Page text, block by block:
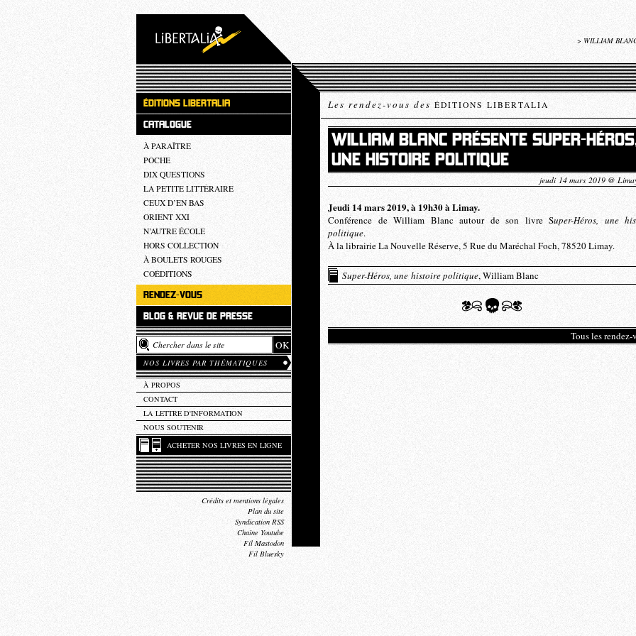
> WILLIAM
ÉDITIONS LIBERTALIA
CATALOGUE
À PARAÎTRE
POCHE
DIX QUESTIONS
LA PETITE LITTÉRAIRE
CEUX D’EN BAS
ORIENT XXI
N’AUTRE ÉCOLE
HORS COLLECTION
À BOULETS ROUGES
COÉDITIONS
RENDEZ-VOUS
BLOG & REVUE DE PRESSE
NOS LIVRES PAR THÉMATIQUES
À PROPOS
CONTACT
LA LETTRE D'INFORMATION
NOUS SOUTENIR
ACHETER NOS LIVRES EN LIGNE
Crédits et mentions légales
Plan du site
Syndication RSS
Chaîne Youtube
Fil Mastodon
Fil Bluesky
Les rendez-vous des ÉDITIONS LIBERTALIA
WILLIAM BLANC PRÉSENTE SUPER-
UNE HISTOIRE POLITIQUE
jeudi 14 mars 2019 @
Jeudi 14 mars 2019, à 19h30 à Limay.
Conférence de William Blanc autour de son livre Super-Héros, une
politique.
À la librairie La Nouvelle Réserve, 5 Rue du Maréchal Foch, 78520 Limay.
Super-Héros, une histoire politique, William Blanc
Tous les rendez-